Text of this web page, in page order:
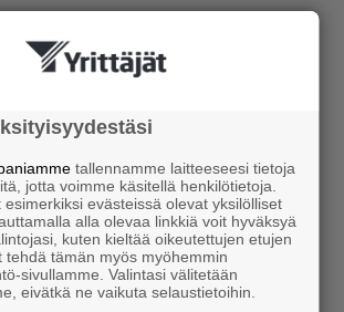
tuntee asiakkaidensa jalat kuin
yritykset nousivat AAA-luokkaan –
lista
tallennamme laitteeseesi tietoja
jotta voimme käsitellä henkilötietoja.
esimerkiksi evästeissä olevat yksilölliset
alla olevaa linkkiä voit hyväksyä
kuten kieltää oikeutettujen etujen
tehdä tämän myös myöhemmin
sivullamme. Valintasi välitetään
eivätkä ne vaikuta selaustietoihin.